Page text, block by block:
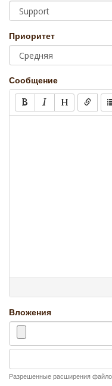
Приоритет
Сообщение
Вложения
Разрешенные расширения